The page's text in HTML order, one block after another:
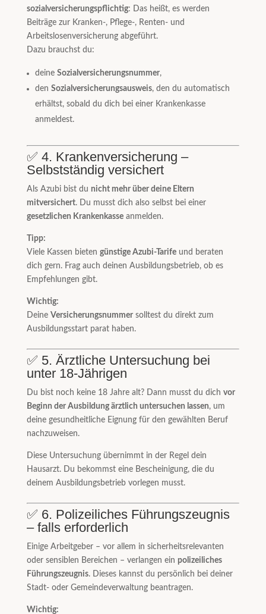
sozialversicherungspflichtig: Das heißt, es werden
Beiträge zur Kranken-, Pflege-, Renten- und
Arbeitslosenversicherung abgeführt.
Dazu brauchst du:
deine Sozialversicherungsnummer,
den Sozialversicherungsausweis, den du automatisch
erhältst, sobald du dich bei einer Krankenkasse
anmeldest.
✅ 4. Krankenversicherung –
Selbstständig versichert
Als Azubi bist du nicht mehr über deine Eltern
mitversichert. Du musst dich also selbst bei einer
gesetzlichen Krankenkasseanmelden.
Tipp:
Viele Kassen bieten günstige Azubi-Tarifeund beraten
dich gern. Frag auch deinen Ausbildungsbetrieb, ob es
Empfehlungen gibt.
Wichtig:
Deine Versicherungsnummersolltest du direkt zum
Ausbildungsstart parat haben.
✅ 5. Ärztliche Untersuchung bei
unter 18-Jährigen
Du bist noch keine 18 Jahre alt? Dann musst du dich vor
Beginn der Ausbildung ärztlich untersuchen lassen, um
deine gesundheitliche Eignung für den gewählten Beruf
nachzuweisen.
Diese Untersuchung übernimmt in der Regel dein
Hausarzt. Du bekommst eine Bescheinigung, die du
deinem Ausbildungsbetrieb vorlegen musst.
✅ 6. Polizeiliches Führungszeugnis
– falls erforderlich
Einige Arbeitgeber – vor allem in sicherheitsrelevanten
oder sensiblen Bereichen – verlangen ein polizeiliches
Führungszeugnis. Dieses kannst du persönlich bei deiner
Stadt- oder Gemeindeverwaltung beantragen.
Wichtig: